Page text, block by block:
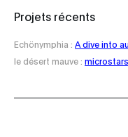
Projets récents
Echönymphia : A dive into
le désert mauve : microstars